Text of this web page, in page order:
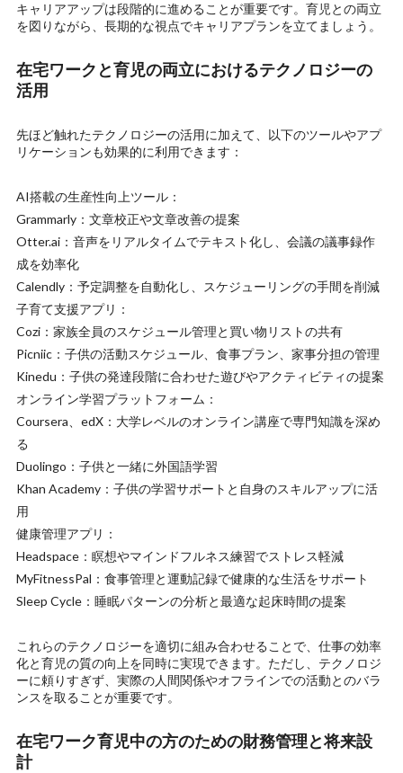
キャリアアップは段階的に進めることが重要です。育児との両立
を図りながら、長期的な視点でキャリアプランを立てましょう。
在宅ワークと育児の両立におけるテクノロジーの
活用
先ほど触れたテクノロジーの活用に加えて、以下のツールやアプ
リケーションも効果的に利用できます：
AI搭載の生産性向上ツール：
Grammarly：文章校正や文章改善の提案
Otter.ai：音声をリアルタイムでテキスト化し、会議の議事録作
成を効率化
Calendly：予定調整を自動化し、スケジューリングの手間を削減
子育て支援アプリ：
Cozi：家族全員のスケジュール管理と買い物リストの共有
Picniic：子供の活動スケジュール、食事プラン、家事分担の管理
Kinedu：子供の発達段階に合わせた遊びやアクティビティの提案
オンライン学習プラットフォーム：
Coursera、edX：大学レベルのオンライン講座で専門知識を深め
る
Duolingo：子供と一緒に外国語学習
Khan Academy：子供の学習サポートと自身のスキルアップに活
用
健康管理アプリ：
Headspace：瞑想やマインドフルネス練習でストレス軽減
MyFitnessPal：食事管理と運動記録で健康的な生活をサポート
Sleep Cycle：睡眠パターンの分析と最適な起床時間の提案
これらのテクノロジーを適切に組み合わせることで、仕事の効率
化と育児の質の向上を同時に実現できます。ただし、テクノロジ
ーに頼りすぎず、実際の人間関係やオフラインでの活動とのバラ
ンスを取ることが重要です。
在宅ワーク育児中の方のための財務管理と将来設
計